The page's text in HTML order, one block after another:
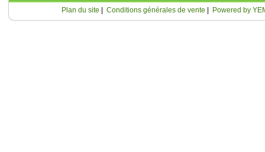
Plan du site | Conditions générales de vente | Powered by